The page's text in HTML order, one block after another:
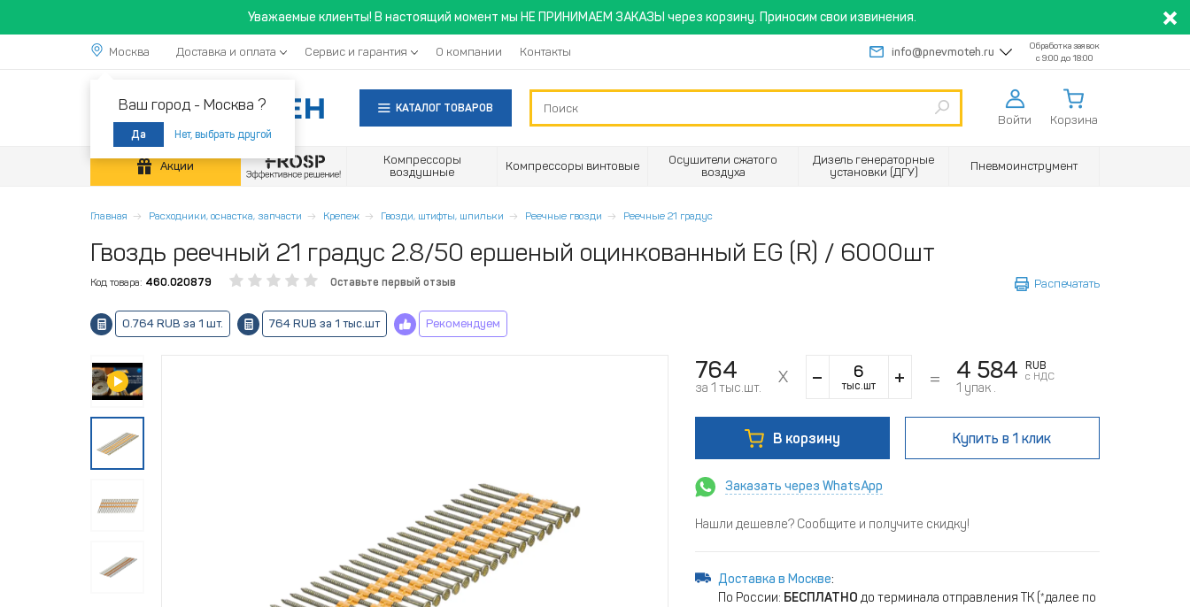
Уважаемые клиенты! В настоящий момент мы НЕ ПРИНИМАЕМ ЗАКАЗЫ через корзину. Приносим свои извинения.
Москва
Ваш город - Москва ?
Да Нет, выбрать другой
Доставка и оплата Сервис и гарантия О компании Контакты info@pnevmoteh.ru
Обработка заявок
с 9:00 до 18:00
КАТАЛОГ ТОВАРОВ
Войти Корзина
Акции
Компрессоры
воздушные
Компрессоры винтовые
Осушители сжатого
воздуха
Дизель генераторные
установки (ДГУ)
Пневмоинструмент
Главная Расходники, оснастка, запчасти Крепеж Гвозди, штифты, шпильки Реечные гвозди Реечные 21 градус
Гвоздь реечный 21 градус 2.8/50 ершеный оцинкованный EG (R) / 6000шт
Код товара: 460.020879 Оставьте первый отзыв Распечатать
0.764 RUB за 1 шт. 764 RUB за 1 тыс.шт Рекомендуем
764
за 1 тыс.шт. тыс.шт
4 584
RUB
с НДС
1 упак .
В корзину Купить в 1 клик
Заказать через WhatsApp
Нашли дешевле? Сообщите и получите скидку!
Доставка в Москве:
По России: БЕСПЛАТНО до терминала отправления ТК (*далее по